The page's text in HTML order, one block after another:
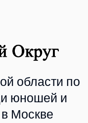
области по
юношей и
Москве